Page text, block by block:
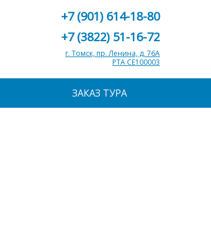
+7 (901) 614-18-80
+7 (3822) 51-16-72
г. Томск, пр. Ленина, д. 76А
РТА СЕ100003
ЗАКАЗ ТУРА